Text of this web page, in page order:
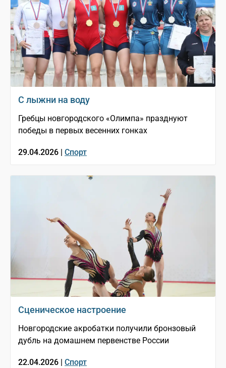
С лыжни на воду
Гребцы новгородского «Олимпа» празднуют
победы в первых весенних гонках
29.04.2026 | Спорт
Сценическое настроение
Новгородские акробатки получили бронзовый
дубль на домашнем первенстве России
22.04.2026 | Спорт